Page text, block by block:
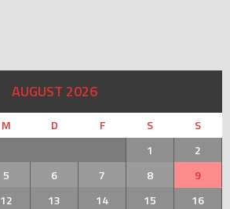
AUGUST 2026
M D F S
S
1
2
5 6 7 8
9
12 13 14 15
16